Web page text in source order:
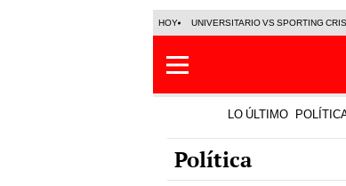
HOY UNIVERSITARIO VS SPORTING
LO ÚLTIMO
Política